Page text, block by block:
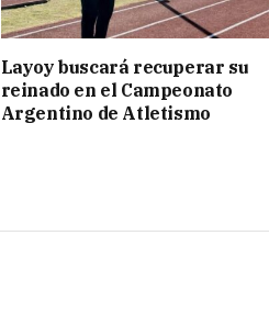
Layoy buscará recuperar su
reinado en el Campeonato
Argentino de Atletismo